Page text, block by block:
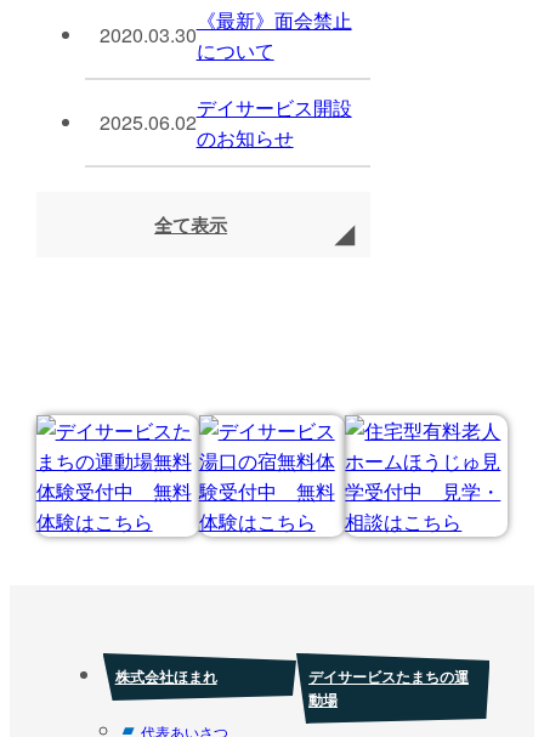
2020.03.30
《最新》面会禁止
について
2025.06.02
デイサービス開設
のお知らせ
全て表示
株式会社ほまれ
代表あいさつ
デイサービスたまちの運
動場